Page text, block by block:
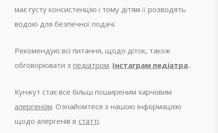
має густу консистенцію і тому дітям її розводять
водою для безпечної подачі.
Рекомендую всі питання, щодо діток, також
обговорювати з педіатром. Інстаграм педіатра.
Кунжут стає все більш поширеним харчовим
алергеном. Ознайомтеся з нашою інформацією
щодо алергенів в статті.